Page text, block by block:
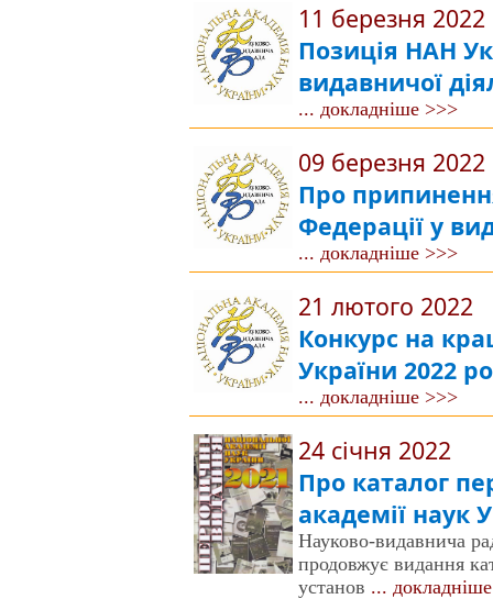
11 березня 2022
Позиція НАН
видавничої
... докладніше >>>
09 березня 2022
Про
Федерації у
... докладніше >>>
21 лютого 2022
Конкурс на
України 2022
... докладніше >>>
24 січня 2022
Про каталог
академії наук
Науково-видавнича
продовжує видання
установ ...